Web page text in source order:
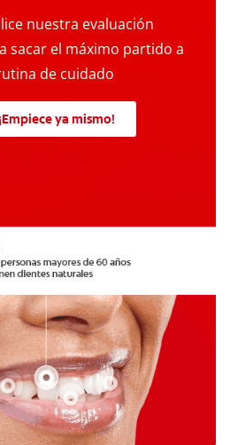
nuestra evaluación
sacar el máximo partido a
de cuidado
¡Empiece ya mismo!